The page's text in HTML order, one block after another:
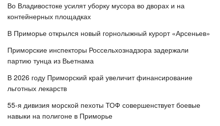
Во Владивостоке усилят уборку мусора во дворах и на
контейнерных площадках
В Приморье открылся новый горнолыжный курорт «Арсеньев»
Приморские инспекторы Россельхознадзора задержали
партию тунца из Вьетнама
В 2026 году Приморский край увеличит финансирование
льготных лекарств
55-я дивизия морской пехоты ТОФ совершенствует боевые
навыки на полигоне в Приморье